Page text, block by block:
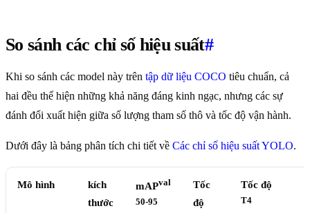
So sánh các chỉ số hiệu suất#
Khi so sánh các model này trên tập dữ liệu COCO tiêu chuẩn, cả
hai đều thể hiện những khả năng đáng kinh ngạc, nhưng các sự
đánh đổi xuất hiện giữa số lượng tham số thô và tốc độ vận hành.
Dưới đây là bảng phân tích chi tiết về Các chỉ số hiệu suất YOLO.
Mô hình
kích
thước
mAPval
50-95
Tốc
độ
Tốc độ
T4